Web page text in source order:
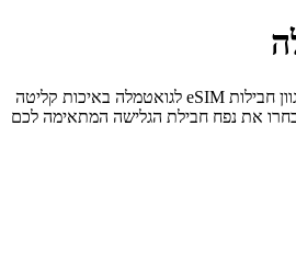
GlobaleSIM מציעים לכם מגוון חבילות eSIM לגואטמלה באיכות קליטה
בחרו את נפח חבילת הגלישה המתאימה לכם